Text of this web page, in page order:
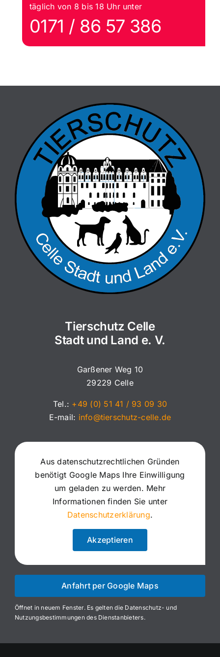
täglich von 8 bis 18 Uhr unter
0171 / 86 57 386
Tierschutz Celle
Stadt und Land e. V.
Garßener Weg 10
29229 Celle
Tel.: +49 (0) 51 41 / 93 09 30
E-mail: info@tierschutz-celle.de
Aus datenschutzrechtlichen Gründen
benötigt Google Maps Ihre Einwilligung
um geladen zu werden. Mehr
Informationen finden Sie unter
Datenschutzerklärung.
Akzeptieren
Anfahrt per Google Maps
Öffnet in neuem Fenster. Es gelten die Datenschutz- und
Nutzungsbestimmungen des Dienstanbieters.